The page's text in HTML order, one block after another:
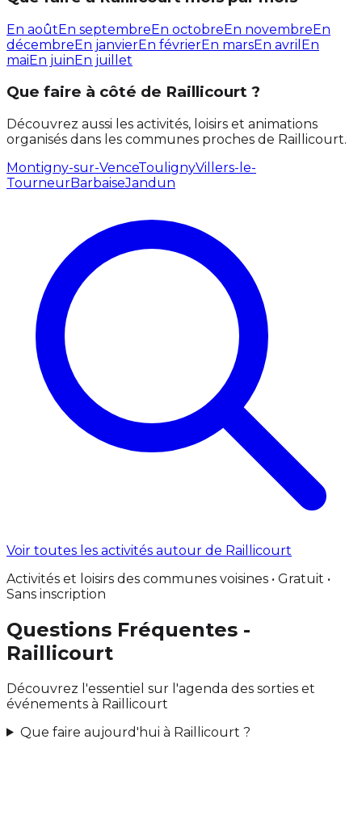
En aoûtEn septembreEn octobreEn novembreEn
décembreEn janvierEn févrierEn marsEn avril En
maiEn juinEn juillet
Que faire à côté de Raillicourt ?
Découvrez aussi les activités, loisirs et animations
organisés dans les communes proches de Raillicourt.
Montigny-sur-VenceToulignyVillers-le-
TourneurBarbaiseJandun
Voir toutes les activités autour de Raillicourt
Activités et loisirs des communes voisines • Gratuit •
Sans inscription
Questions Fréquentes -
Raillicourt
Découvrez l'essentiel sur l'agenda des sorties et
événements à Raillicourt
Que faire aujourd'hui à Raillicourt ?